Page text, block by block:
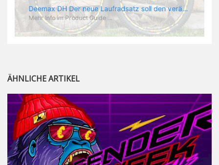
Deemax Pro Schuh Vielleicht fragt ihr euch, was ein Schuh mit Deemax zu tun hat? Nun, hier spielt vor allem der Einsatzzweck eine Rolle: Deemax steht für Gravity pur und dafür ist auch der neue Schuh gedacht, der vor allem den Ideen von Downhill Legende Fabien Barel entspricht. Der Schuh soll ganz der Deemax Philosophie entsprechen: kompromisslose Funktion, effizient und hoher Komfort standen auf der Wunschliste von Fabien. Und das kam dabei heraus: - die neue „Energy Grip AM“ Sohle bietet maximale Stabilität und optimalen Grip auf dem Pedal. - die „Ergo Fit“ Innensohle soll super hohen Komfort bieten und optimal sitzen und zwar den ganzen Tag lang. - eine 3D-Mesch-Konstruktion soll den Fuß belüften und sowohl bei Sonne also auch unter kühlen Bedingungen für optimales Fußklima sorgen - die Assymetrische Konstruktion mit höherem Seitenteil innen soll den Knöchel optimal schützen - extra Schutz für die Zehen und die Fersen
Mehr Info im Product Guide ...
ÄHNLICHE ARTIKEL